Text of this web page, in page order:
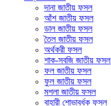
দানা জাতীয় ফসল
আঁশ জাতীয় ফসল
ডাল জাতীয় ফসল
তৈল জাতীয় ফসল
অর্থকরী ফসল
শাক-সবজি জাতীয় ফসল
ফল জাতীয় ফসল
ফুল জাতীয় ফসল
মশলা জাতীয় ফসল
বাহারী শোভাবর্ধক ফসল